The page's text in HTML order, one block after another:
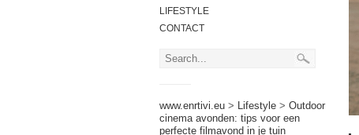
LIFESTYLE
CONTACT
www.enrtivi.eu > Lifestyle > Outdoor
cinema avonden: tips voor een
perfecte filmavond in je tuin